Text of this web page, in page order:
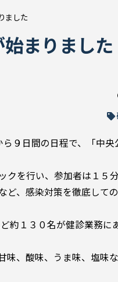
ました
まりました
９日間の日程で、「中央
クを行い、参加者は１５
ど、感染対策を徹底して
約１３０名が健診業務に
味、酸味、うま味、塩味